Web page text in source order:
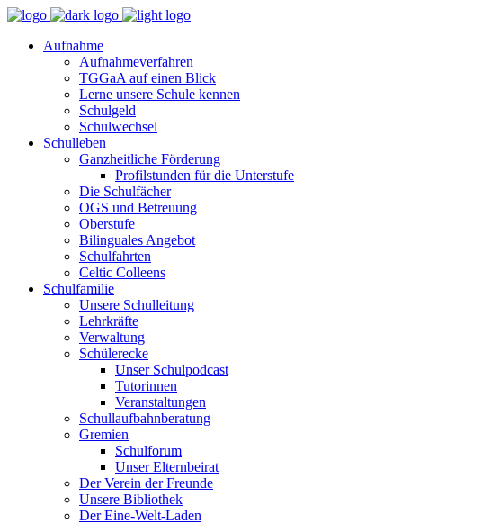
Aufnahme
Aufnahmeverfahren
TGGaA auf einen Blick
Lerne unsere Schule kennen
Schulgeld
Schulwechsel
Schulleben
Ganzheitliche Förderung
Profilstunden für die Unterstufe
Die Schulfächer
OGS und Betreuung
Oberstufe
Bilinguales Angebot
Schulfahrten
Celtic Colleens
Schulfamilie
Unsere Schulleitung
Lehrkräfte
Verwaltung
Schülerecke
Unser Schulpodcast
Tutorinnen
Veranstaltungen
Schullaufbahnberatung
Gremien
Schulforum
Unser Elternbeirat
Der Verein der Freunde
Unsere Bibliothek
Der Eine-Welt-Laden